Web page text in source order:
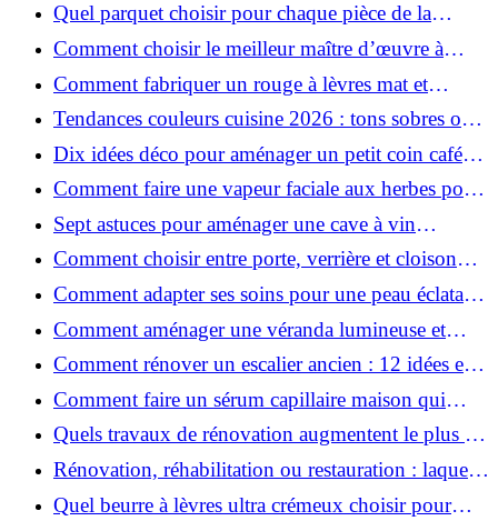
Quel parquet choisir pour chaque pièce de la
maison ?
Comment choisir le meilleur maître d’œuvre à
Grenoble en 2026 ?
Comment fabriquer un rouge à lèvres mat et
hydratant fait maison ?
Tendances couleurs cuisine 2026 : tons sobres ou
colorés, que choisir ?
Dix idées déco pour aménager un petit coin café
chez soi
Comment faire une vapeur faciale aux herbes pour
une peau plus saine et rajeunie ?
Sept astuces pour aménager une cave à vin
naturelle chez soi
Comment choisir entre porte, verrière et cloison
coulissante pour séparer vos pièces ?
Comment adapter ses soins pour une peau éclatante
en hiver ?
Comment aménager une véranda lumineuse et
conviviale : 12 idées déco
Comment rénover un escalier ancien : 12 idées et
astuces faciles pas à pas
Comment faire un sérum capillaire maison qui
stimule réellement la pousse des cheveux ?
Quels travaux de rénovation augmentent le plus la
valeur d'une maison pour la revente ?
Rénovation, réhabilitation ou restauration : laquelle
convient le mieux à mon logement ?
Quel beurre à lèvres ultra crémeux choisir pour